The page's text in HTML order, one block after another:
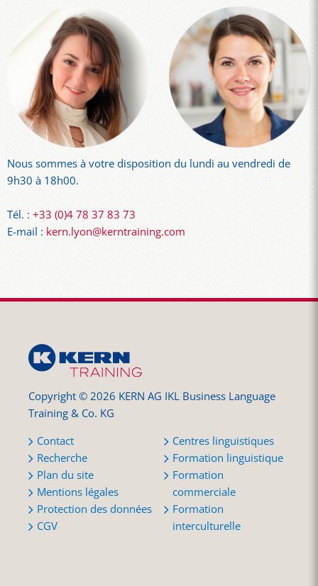
Nous sommes à votre disposition du lundi au vendredi de
9h30 à 18h00.
Tél. : +33 (0)4 78 37 83 73
E-mail : kern.lyon@kerntraining.com
Copyright © 2026 KERN AG IKL Business Language
Training & Co. KG
Contact
Recherche
Plan du site
Mentions légales
Protection des données
CGV
Centres linguistiques
Formation linguistique
Formation
commerciale
Formation
interculturelle